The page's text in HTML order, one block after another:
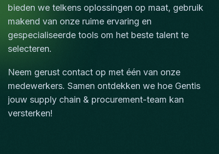
bieden we telkens oplossingen op maat, gebruik
makend van onze ruime ervaring en
gespecialiseerde tools om het beste talent te
selecteren.
Neem gerust contact op met één van onze
medewerkers. Samen ontdekken we hoe Gentis
jouw supply chain & procurement-team kan
versterken!